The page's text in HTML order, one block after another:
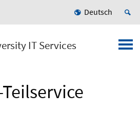
Deutsch
IT Services
Teilservice